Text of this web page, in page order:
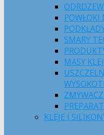
POWŁOKI
SMARY
MASY
KLEJE I